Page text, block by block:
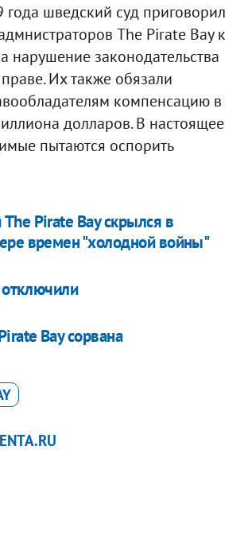
года шведский суд приговорил
The Pirate Bay к
нарушение законодательства
Их также обязали
компенсацию в
долларов. В настоящее
пытаются оспорить
Pirate Bay скрылся в
времен "холодной войны"
Bay сорвана